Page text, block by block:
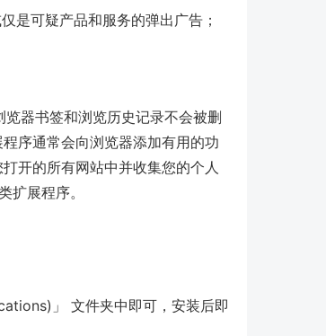
是可疑产品和服务的弹出广告；
器书签和浏览历史记录不会被删
序通常会向浏览器添加有用的功
开的所有网站中并收集您的个人
展程序。
」 文件夹中即可，安装后即